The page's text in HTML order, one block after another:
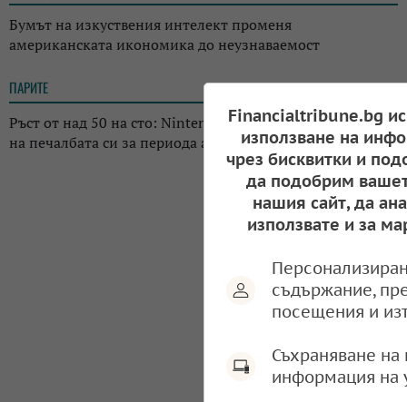
Бумът на изкуствения интелект променя
американската икономика до неузнаваемост
ПАРИТЕ 12:11
Ръст от над 50 на сто: Nintendo отчете драстичен скок
на печалбата си за периода април-юни 2026 г.
Financialtribune.bg
използване на
чрез бисквитки и
да подобрим
нашия сайт, да
използвате и за
съдържание,
посещения и
Съхраняване
информация на